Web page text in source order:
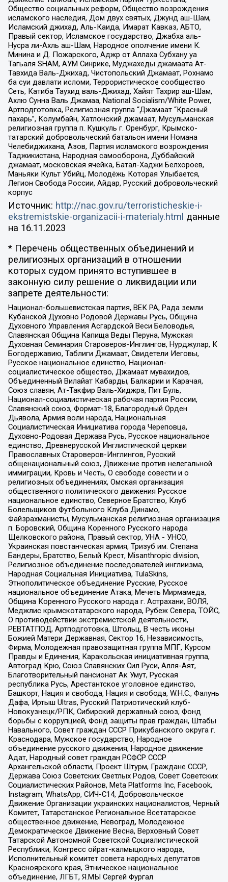
Общество социальных реформ, Общество возрождения
исламского наследия, Дом двух святых, Джунд аш-Шам,
Исламский джихад, Аль-Каида, Имарат Кавказ, АБТО,
Правый сектор, Исламское государство, Джабха аль-
Нусра ли-Ахль аш-Шам, Народное ополчение имени К.
Минина и Д. Пожарского, Аджр от Аллаха Субхану уа
Тагьаля SHAM, АУМ Синрике, Муджахеды джамаата Ат-
Тавхида Валь-Джихад, Чистопольский Джамаат, Рохнамо
ба суи давлати исломи, Террористическое сообщество
Сеть, Катиба Таухид валь-Джихад, Хайят Тахрир аш-Шам,
Ахлю Сунна Валь Джамаа, National Socialism/White Power,
Артподготовка, Религиозная группа “Джамаат “Красный
пахарь”, Колумбайн, Хатлонский джамаат, Мусульманская
религиозная группа п. Кушкуль г. Оренбург, Крымско-
татарский добровольческий батальон имени Номана
Челебиджихана, Азов, Партия исламского возрождения
Таджикистана, Народная самооборона, Дуббайский
джамаат, московская ячейка, Батал-Хаджи Белхороев,
Маньяки Культ Убийц, Молодёжь Которая Улыбается,
Легион Свобода России, Айдар, Русский добровольческий
корпус
Источник: http://nac.gov.ru/terroristicheskie-i-
ekstremistskie-organizacii-i-materialy.html данные
на 16.11.2023
* Перечень общественных объединений и
религиозных организаций в отношении
которых судом принято вступившее в
законную силу решение о ликвидации или
запрете деятельности:
Национал-большевистская партия, ВЕК РА, Рада земли
Кубанской Духовно Родовой Державы Русь, Община
Духовного Управления Асгардской Веси Беловодья,
Славянская Община Капища Веды Перуна, Мужская
Духовная Семинария Староверов-Инглингов, Нурджулар, К
Богодержавию, Таблиги Джамаат, Свидетели Иеговы,
Русское национальное единство, Национал-
социалистическое общество, Джамаат мувахидов,
Объединенный Вилайат Кабарды, Балкарии и Карачая,
Союз славян, Ат-Такфир Валь-Хиджра, Пит Буль,
Национал-социалистическая рабочая партия России,
Славянский союз, Формат-18, Благородный Орден
Дьявола, Армия воли народа, Национальная
Социалистическая Инициатива города Череповца,
Духовно-Родовая Держава Русь, Русское национальное
единство, Древнерусской Инглистической церкви
Православных Староверов-Инглингов, Русский
общенациональный союз, Движение против нелегальной
иммиграции, Кровь и Честь, О свободе совести и о
религиозных объединениях, Омская организация
общественного политического движения Русское
национальное единство, Северное Братство, Клуб
Болельщиков Футбольного Клуба Динамо,
Файзрахманисты, Мусульманская религиозная организация
п. Боровский, Община Коренного Русского народа
Щелковского района, Правый сектор, УНА - УНСО,
Украинская повстанческая армия, Тризуб им. Степана
Бандеры, Братство, Белый Крест, Misanthropic division,
Религиозное объединение последователей инглиизма,
Народная Социальная Инициатива, TulaSkins,
Этнополитическое объединение Русские, Русское
национальное объединение Атака, Мечеть Мирмамеда,
Община Коренного Русского народа г. Астрахани, ВОЛЯ,
Меджлис крымскотатарского народа, Рубеж Севера, ТОЙС,
О противодействии экстремистской деятельности,
РЕВТАТПОД, Артподготовка, Штольц, В честь иконы
Божией Матери Державная, Сектор 16, Независимость,
Фирма, Молодежная правозащитная группа МПГ, Курсом
Правды и Единения, Каракольская инициативная группа,
Автоград Крю, Союз Славянских Сил Руси, Алля-Аят,
Благотворительный пансионат Ак Умут, Русская
республика Русь, Арестантское уголовное единство,
Башкорт, Нация и свобода, Нация и свобода, W.H.С., Фалунь
Дафа, Иртыш Ultras, Русский Патриотический клуб-
Новокузнецк/РПК, Сибирский державный союз, Фонд
борьбы с коррупцией, Фонд защиты прав граждан, Штабы
Навального, Совет граждан СССР Прикубанского округа г.
Краснодара, Мужское государство, Народное
объединение русского движения, Народное движение
Адат, Народный совет граждан РСФСР СССР
Архангельской области, Проект Штурм, Граждане СССР,
Держава Союз Советских Светлых Родов, Совет Советских
Социалистических Районов, Meta Platforms Inc, Facebook,
Instagram, WhatsApp, СИЧ-С14, Добровольческое
Движение Организации украинских националистов, Черный
Комитет, Татарстанское Региональное Всетатарское
общественное движение, Невоград, Молодежное
Демократическое Движение Весна, Верховный Совет
Татарской Автономной Советской Социалистической
Республики, Конгресс ойрат-калмыцкого народа,
Исполнительный комитет совета народных депутатов
Красноярского края, Этническое национальное
объединение, ЛГБТ, Я.МЫ Сергей Фургал